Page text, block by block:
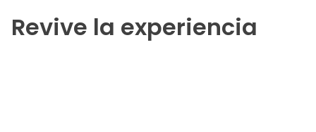
Revive la experiencia